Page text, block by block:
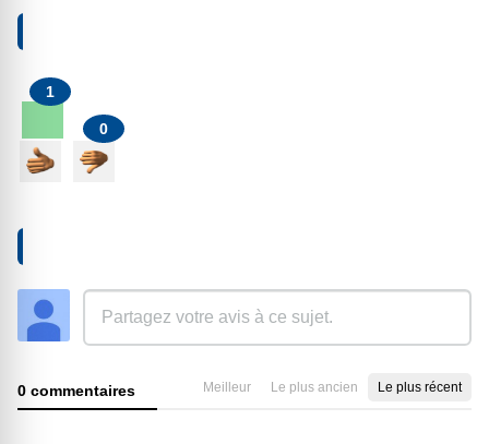
1
0
0 commentaires Meilleur Le plus ancien Le plus récent